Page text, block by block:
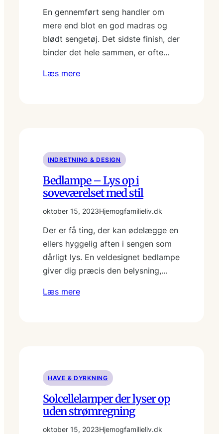
En gennemført seng handler om
mere end blot en god madras og
blødt sengetøj. Det sidste finish, der
binder det hele sammen, er ofte…
Læs mere
INDRETNING & DESIGN
Bedlampe – Lys op i
soveværelset med stil
oktober 15, 2023Hjemogfamilieliv.dk
Der er få ting, der kan ødelægge en
ellers hyggelig aften i sengen som
dårligt lys. En veldesignet bedlampe
giver dig præcis den belysning,…
Læs mere
HAVE & DYRKNING
Solcellelamper der lyser op
uden strømregning
oktober 15, 2023Hjemogfamilieliv.dk